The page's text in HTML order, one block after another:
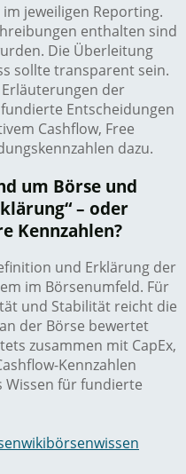
jeweiligen Reporting.
enthalten sind
Die Überleitung
sollte transparent sein.
Erläuterungen der
Entscheidungen
Cashflow, Free
dazu.
um Börse und
– oder
Kennzahlen?
und Erklärung der
im Börsenumfeld. Für
und Stabilität reicht die
der Börse bewertet
zusammen mit CapEx,
Kennzahlen
Wissen für fundierte
börsenwissen